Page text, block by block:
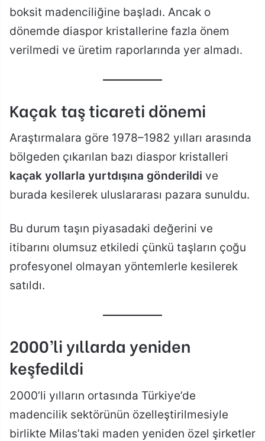
boksit madenciliğine başladı. Ancak o
dönemde diaspor kristallerine fazla önem
verilmedi ve üretim raporlarında yer almadı.
Kaçak taş ticareti dönemi
Araştırmalara göre 1978–1982 yılları arasında
bölgeden çıkarılan bazı diaspor kristalleri
kaçak yollarla yurtdışına gönderildi ve
burada kesilerek uluslararası pazara sunuldu.
Bu durum taşın piyasadaki değerini ve
itibarını olumsuz etkiledi çünkü taşların çoğu
profesyonel olmayan yöntemlerle kesilerek
satıldı.
2000’li yıllarda yeniden
keşfedildi
2000’li yılların ortasında Türkiye’de
madencilik sektörünün özelleştirilmesiyle
birlikte Milas’taki maden yeniden özel şirketler